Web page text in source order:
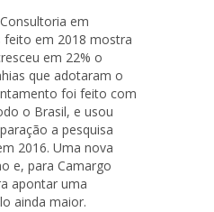
em
feito em 2018 mostra
em 22% o
que adotaram o
foi feito com
o Brasil, e usou
a pesquisa
2016. Uma nova
e, para Camargo
apontar uma
ainda maior.